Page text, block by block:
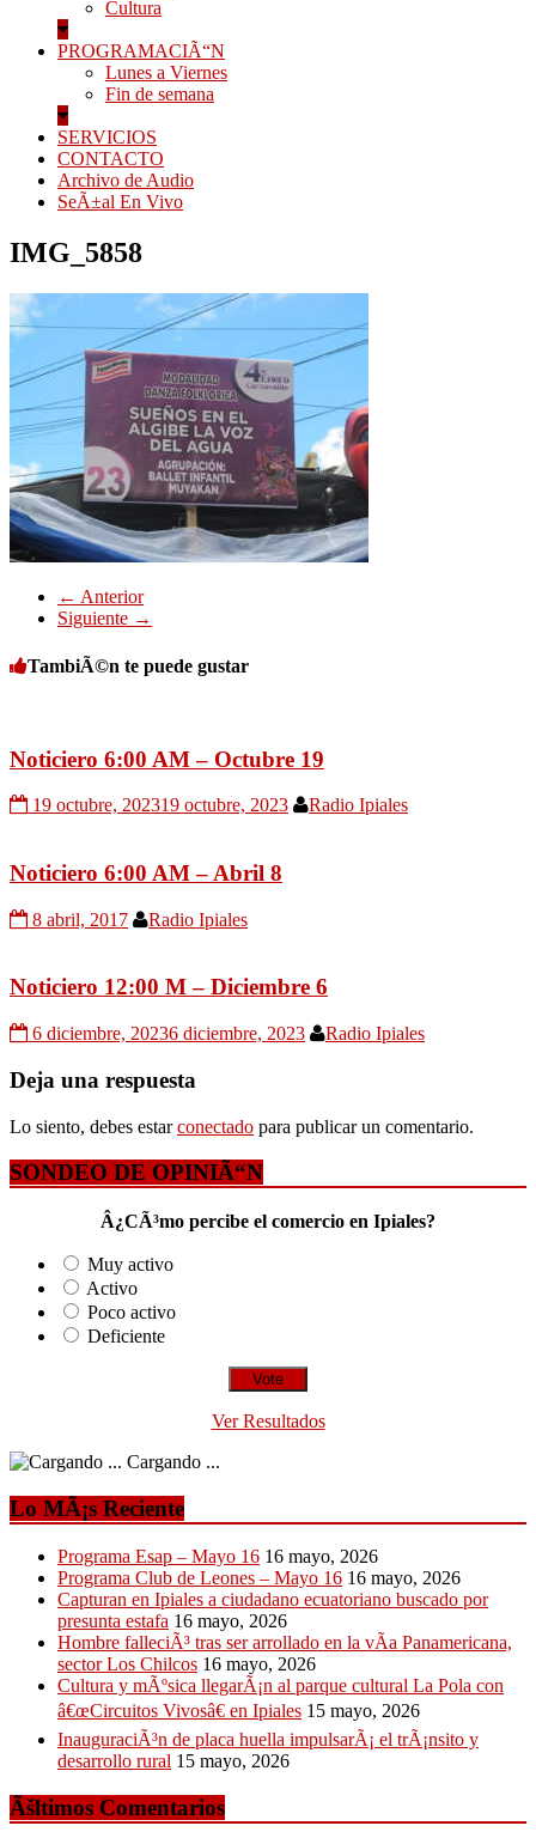
Cultura
PROGRAMACIÃ“N
Lunes a Viernes
Fin de semana
SERVICIOS
CONTACTO
Archivo de Audio
SeÃ±al En Vivo
IMG_5858
← Anterior
Siguiente →
TambiÃ©n te puede gustar
Noticiero 6:00 AM – Octubre 19
19 octubre, 202319 octubre, 2023 Radio Ipiales
Noticiero 6:00 AM – Abril 8
8 abril, 2017 Radio Ipiales
Noticiero 12:00 M – Diciembre 6
6 diciembre, 20236 diciembre, 2023 Radio Ipiales
Deja una respuesta
Lo siento, debes estarconectado para publicar un comentario.
SONDEO DE OPINIÃ“N
Â¿CÃ³mo percibe el comercio en Ipiales?
Muy activo
Activo
Poco activo
Deficiente
Ver Resultados
Cargando ...
Lo MÃ¡s Reciente
Programa Esap – Mayo 16 16 mayo, 2026
Programa Club de Leones – Mayo 16 16 mayo, 2026
Capturan en Ipiales a ciudadano ecuatoriano buscado por
presunta estafa 16 mayo, 2026
Hombre falleciÃ³ tras ser arrollado en la vÃ­a Panamericana,
sector Los Chilcos 16 mayo, 2026
Cultura y mÃºsica llegarÃ¡n al parque cultural La Pola con
â€œCircuitos Vivosâ€ en Ipiales 15 mayo, 2026
InauguraciÃ³n de placa huella impulsarÃ¡ el trÃ¡nsito y
desarrollo rural 15 mayo, 2026
Ãšltimos Comentarios